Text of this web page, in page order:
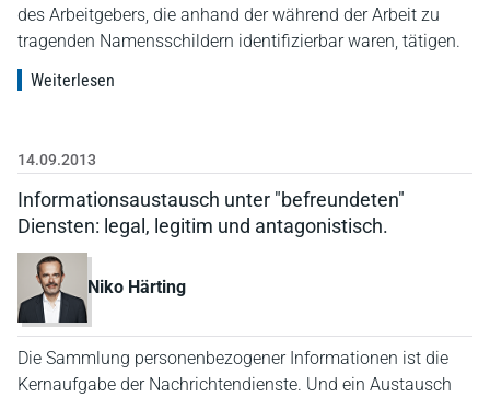
des Arbeitgebers, die anhand der während der Arbeit zu
tragenden Namensschildern identifizierbar waren, tätigen.
Weiterlesen
14.09.2013
Informationsaustausch unter "befreundeten"
Diensten: legal, legitim und antagonistisch.
Niko Härting
Die Sammlung personenbezogener Informationen ist die
Kernaufgabe der Nachrichtendienste. Und ein Austausch